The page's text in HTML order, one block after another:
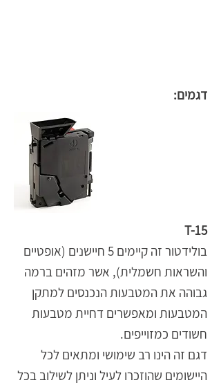
דגמים:
T-15
בולידטור זה קיימים 5 חיישנים (אופטיים
והשראות חשמלית), אשר מזהים ברמה
גבוהה את המטבעות הנכנסים למתקן
המטבעות ומאפשרים דחיית מטבעות
חשודים כמזוייפים.
דגם זה הינו רב שימושי ומתאים לכל
היישומים שהוזכרו לעיל וניתן לשילוב בכל